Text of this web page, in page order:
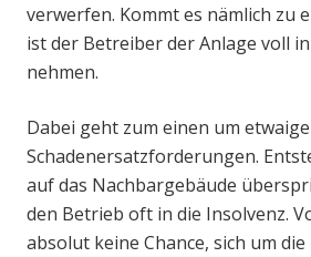
verwerfen. Kommt es nämlich zu
ist der Betreiber der Anlage voll
nehmen.
Dabei geht zum einen um etwaige
Schadenersatzforderungen.
auf das Nachbargebäude
den Betrieb oft in die Insolvenz.
absolut keine Chance, sich um